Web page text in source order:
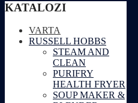
KATALOZI
VARTA
RUSSELL HOBBS
STEAM AND
CLEAN
PURIFRY
HEALTH FRYER
SOUP MAKER &